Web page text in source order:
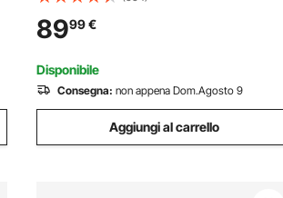
3600 kg del Legatore a Cricchetto, 2 Set
di Catene e Leganti per il Trasporto, il
Disboscamento
8999€
Disponibile
Consegna: non appena Dom.Agosto 9
Aggiungi al carrello